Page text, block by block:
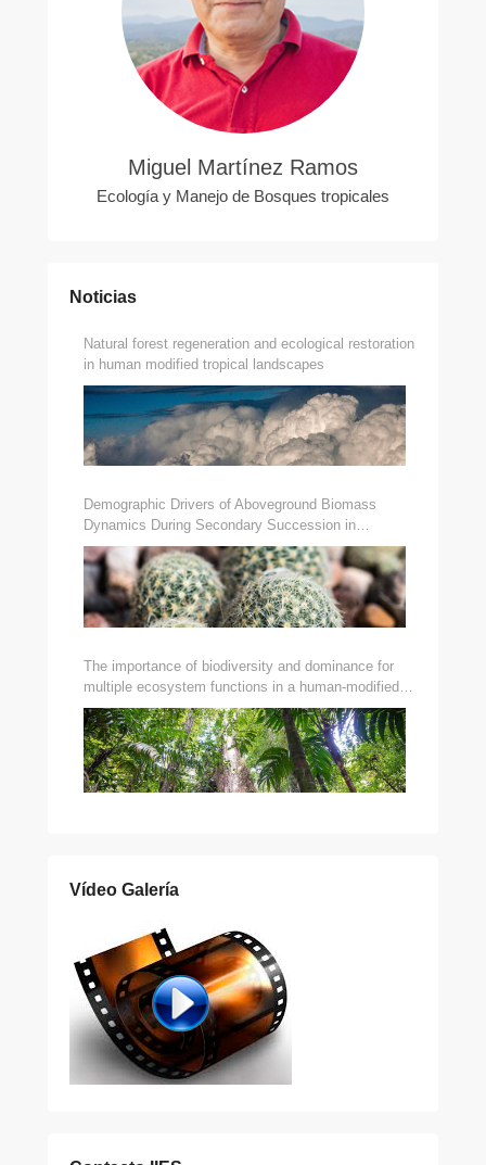
Miguel Martínez Ramos
Ecología y Manejo de Bosques tropicales
Noticias
Natural forest regeneration and ecological restoration
in human modified tropical landscapes
Demographic Drivers of Aboveground Biomass
Dynamics During Secondary Succession in
Neotropical Dry and Wet Forests
The importance of biodiversity and dominance for
multiple ecosystem functions in a human-modified
tropical landscape
Vídeo Galería